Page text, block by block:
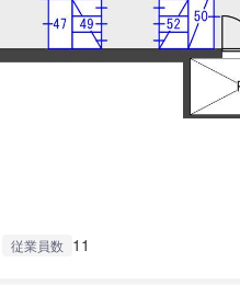
従業員数 11